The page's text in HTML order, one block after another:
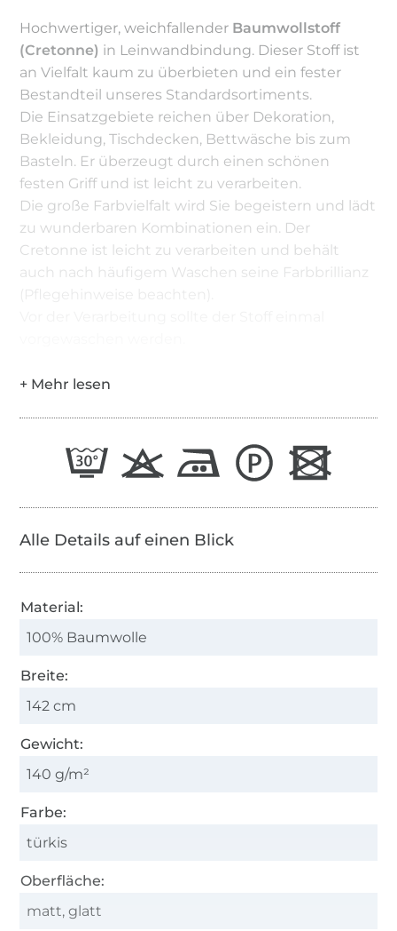
Hochwertiger, weichfallender Baumwollstoff
(Cretonne) in Leinwandbindung. Dieser Stoff ist
an Vielfalt kaum zu überbieten und ein fester
Bestandteil unseres Standardsortiments.
Die Einsatzgebiete reichen über Dekoration,
Bekleidung, Tischdecken, Bettwäsche bis zum
Basteln. Er überzeugt durch einen schönen
festen Griff und ist leicht zu verarbeiten.
Die große Farbvielfalt wird Sie begeistern und lädt
zu wunderbaren Kombinationen ein. Der
Cretonne ist leicht zu verarbeiten und behält
auch nach häufigem Waschen seine Farbbrillianz
Alle Details auf einen Blick
Material:
100% Baumwolle
Breite:
142 cm
Gewicht:
140 g/m²
Farbe:
türkis
Oberfläche:
matt, glatt